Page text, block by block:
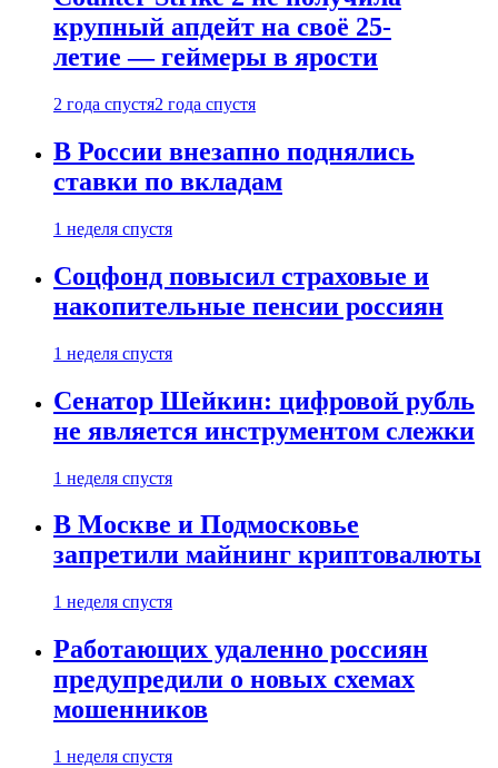
крупный апдейт на своё 25-
летие — геймеры в ярости
2 года спустя2 года спустя
В России внезапно поднялись
ставки по вкладам
1 неделя спустя
Соцфонд повысил страховые и
накопительные пенсии россиян
1 неделя спустя
Сенатор Шейкин: цифровой рубль
не является инструментом слежки
1 неделя спустя
В Москве и Подмосковье
запретили майнинг криптовалюты
1 неделя спустя
Работающих удаленно россиян
предупредили о новых схемах
мошенников
1 неделя спустя